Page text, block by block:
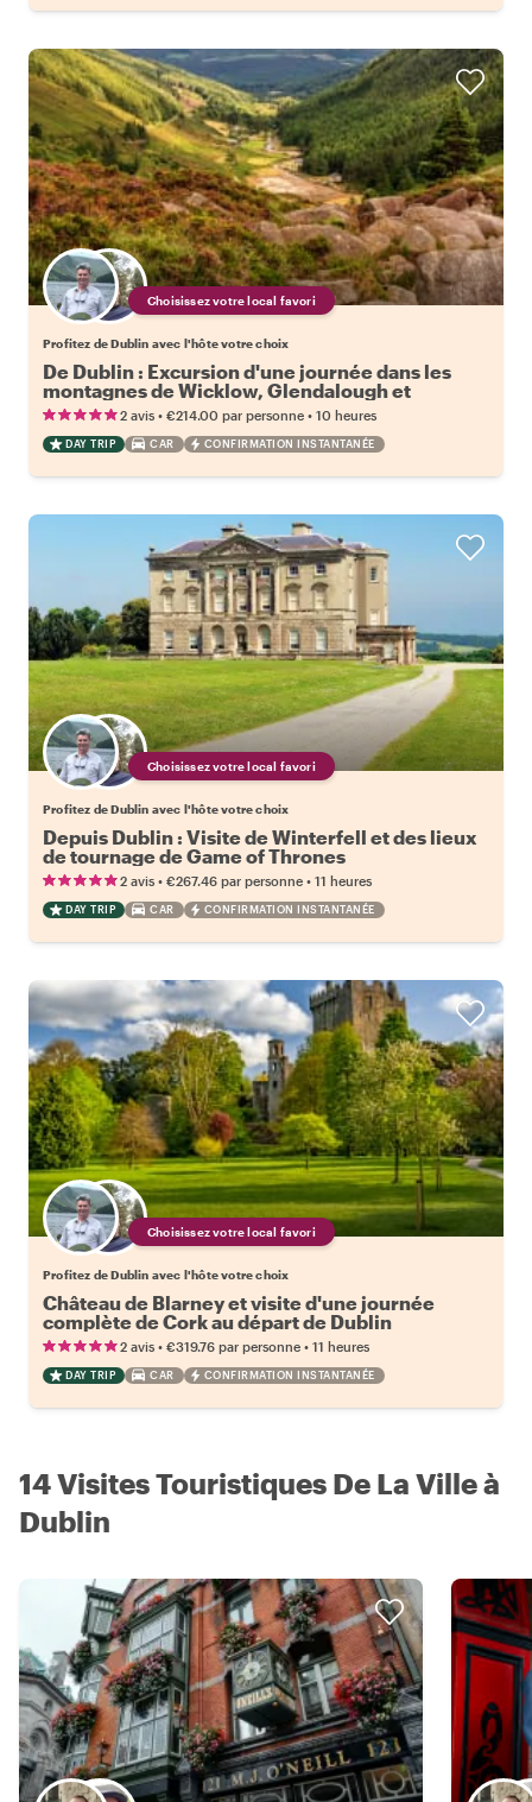
Choisissez votre local favori
Profitez de Dublin avec l'hôte votre choix
De Dublin : Excursion d'une journée dans les
montagnes de Wicklow, Glendalough et
Kilkenny2 avis • €214.00 par personne • 10 heures
DAY TRIP CAR CONFIRMATION INSTANTANÉE
Choisissez votre local favori
Profitez de Dublin avec l'hôte votre choix
Depuis Dublin : Visite de Winterfell et des lieux
de tournage de Game of Thrones
2 avis • €267.46 par personne • 11 heures
DAY TRIP CAR CONFIRMATION INSTANTANÉE
Choisissez votre local favori
Profitez de Dublin avec l'hôte votre choix
Château de Blarney et visite d'une journée
complète de Cork au départ de Dublin
2 avis • €319.76 par personne • 11 heures
DAY TRIP CAR CONFIRMATION INSTANTANÉE
14 Visites Touristiques De La Ville à
Dublin